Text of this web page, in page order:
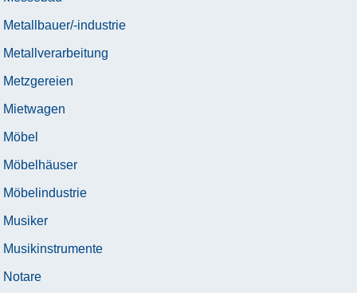
Metallbauer/-industrie
Metallverarbeitung
Metzgereien
Mietwagen
Möbel
Möbelhäuser
Möbelindustrie
Musiker
Musikinstrumente
Notare